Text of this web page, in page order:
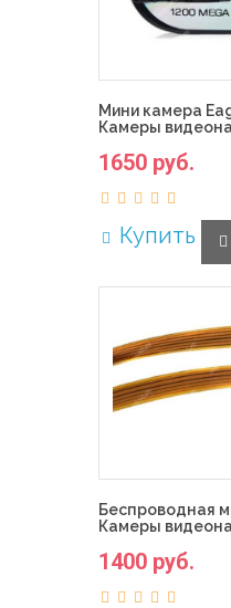
Мини камера
Камеры
1650 руб.
Купить
Беспроводная
Камеры
1400 руб.